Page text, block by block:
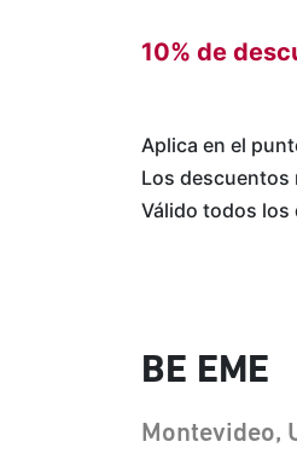
10% de
Aplica en el
Los descuentos
Válido todos los
BE EME
Montevideo,